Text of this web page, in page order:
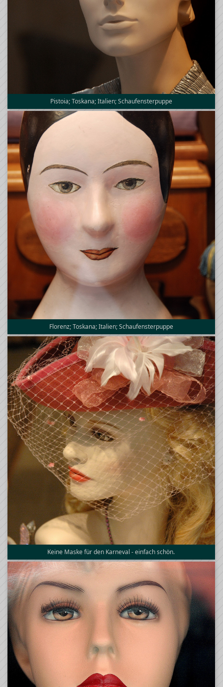
Pistoia; Toskana; Italien; Schaufensterpuppe
Florenz; Toskana; Italien; Schaufensterpuppe
Keine Maske für den Karneval - einfach schön.